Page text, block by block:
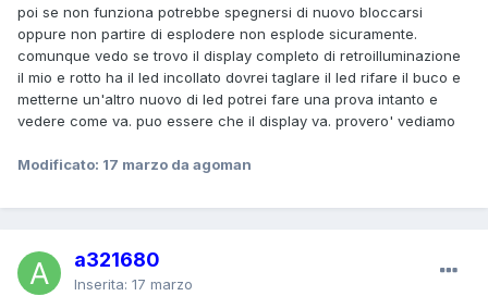
poi se non funziona potrebbe spegnersi di nuovo bloccarsi
oppure non partire di esplodere non esplode sicuramente.
comunque vedo se trovo il display completo di retroilluminazione
il mio e rotto ha il led incollato dovrei taglare il led rifare il buco e
metterne un'altro nuovo di led potrei fare una prova intanto e
vedere come va. puo essere che il display va. provero' vediamo
Modificato: 17 marzo da agoman
a321680
Inserita: 17 marzo